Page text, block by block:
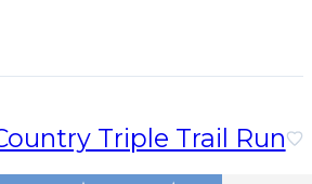
Triple Trail Run